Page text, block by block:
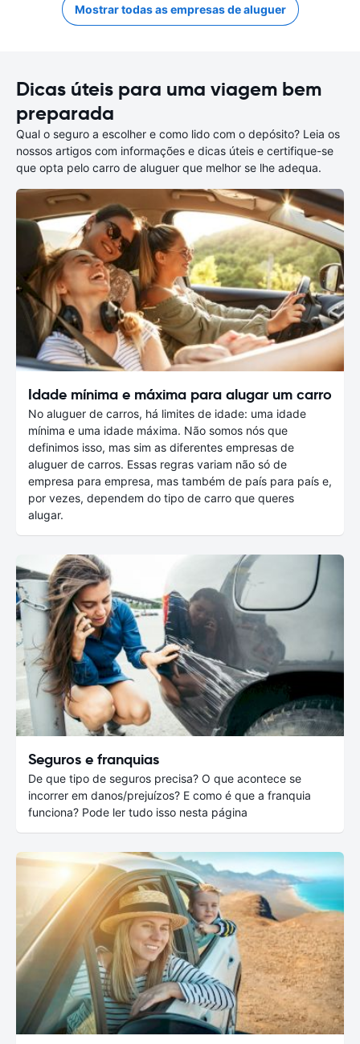
Mostrar todas as empresas de aluguer
Dicas úteis para uma viagem bem
preparada
Qual o seguro a escolher e como lido com o depósito? Leia os
nossos artigos com informações e dicas úteis e certifique-se
que opta pelo carro de aluguer que melhor se lhe adequa.
Idade mínima e máxima para alugar um carro
No aluguer de carros, há limites de idade: uma idade
mínima e uma idade máxima. Não somos nós que
definimos isso, mas sim as diferentes empresas de
aluguer de carros. Essas regras variam não só de
empresa para empresa, mas também de país para país e,
por vezes, dependem do tipo de carro que queres
alugar.
Seguros e franquias
De que tipo de seguros precisa? O que acontece se
incorrer em danos/prejuízos? E como é que a franquia
funciona? Pode ler tudo isso nesta página